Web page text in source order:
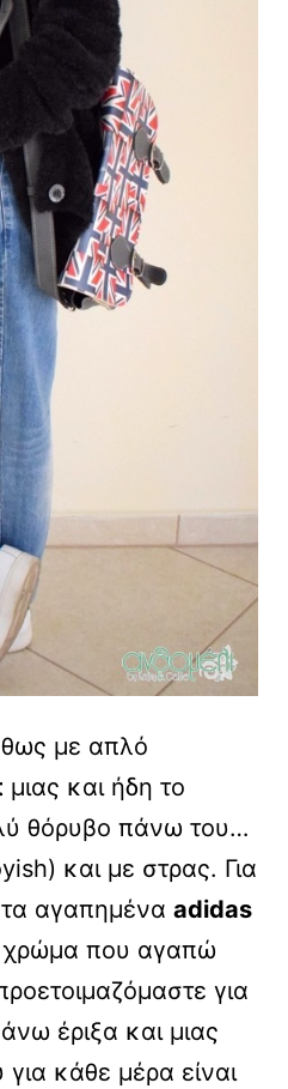
με απλό
μιας και ήδη το
θόρυβο πάνω του…
και με στρας. Για
αγαπημένα adidas
χρώμα που αγαπώ
για
έριξα και μιας
κάθε μέρα είναι